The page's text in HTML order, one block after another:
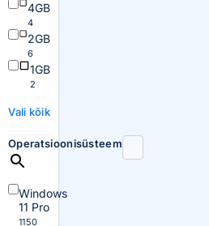
4GB
4
2GB
6
1GB
2
Vali kõik
Operatsioonisüsteem
Windows
11 Pro
1150